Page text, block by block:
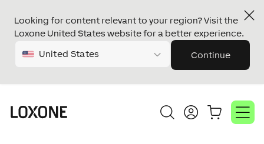
Looking for content relevant to your region? Visit the
Loxone United States website for a better experience.
United States Continue